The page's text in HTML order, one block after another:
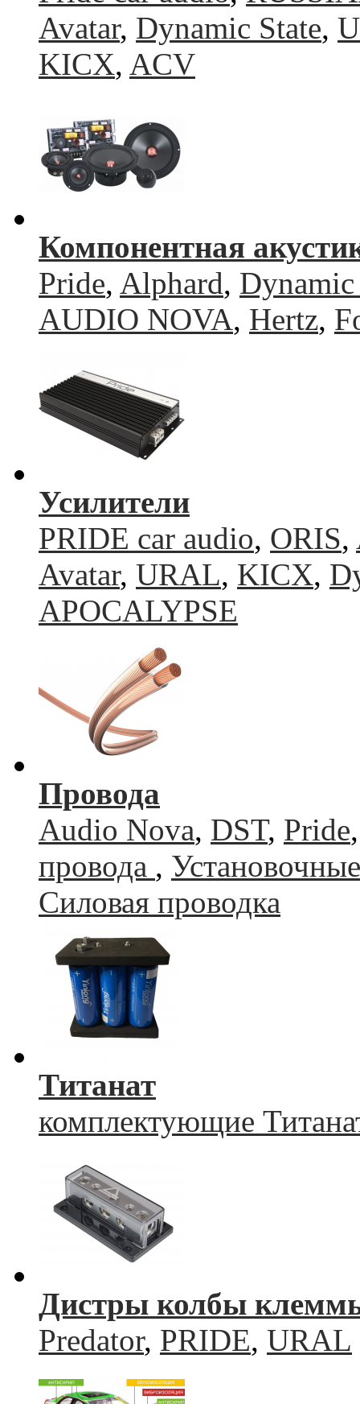
Avatar, Dynamic State,
KICX, ACV
Компонентная
Pride, Alphard, Dynamic
AUDIO NOVA, Hertz,
Усилители
PRIDE car audio, ORIS,
Avatar, URAL, KICX,
APOCALYPSE
Провода
Audio Nova, DST, Pride
провода ,
Силовая проводка
Титанат
комплектующие
Дистры колбы
Predator, PRIDE, URAL